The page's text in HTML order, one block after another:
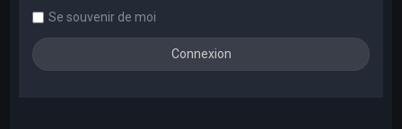
Se souvenir de moi